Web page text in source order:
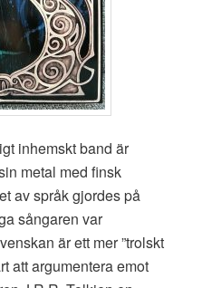
inhemskt band är
metal med finsk
av språk gjordes på
sångaren var
är ett mer ”trolskt
att argumentera emot